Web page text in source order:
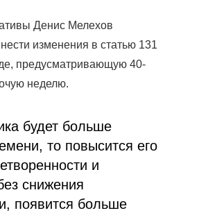
Денис Мелехов
изменения в статью 131
предусматривающую 40-
неделю.
будет больше
то повысится его
и
снижения
появится больше